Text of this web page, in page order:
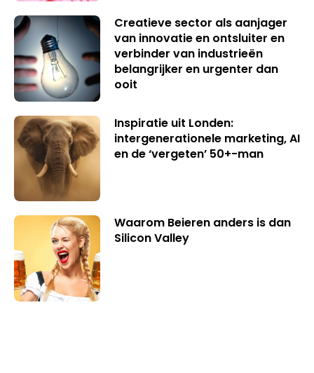
Creatieve sector als aanjager
van innovatie en ontsluiter en
verbinder van industrieën
belangrijker en urgenter dan
ooit
Inspiratie uit Londen:
intergenerationele marketing, AI
en de ‘vergeten’ 50+-man
Waarom Beieren anders is dan
Silicon Valley